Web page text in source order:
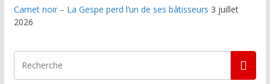
Carnet noir – La Gespe perd l’un de ses bâtisseurs 3 juillet
2026